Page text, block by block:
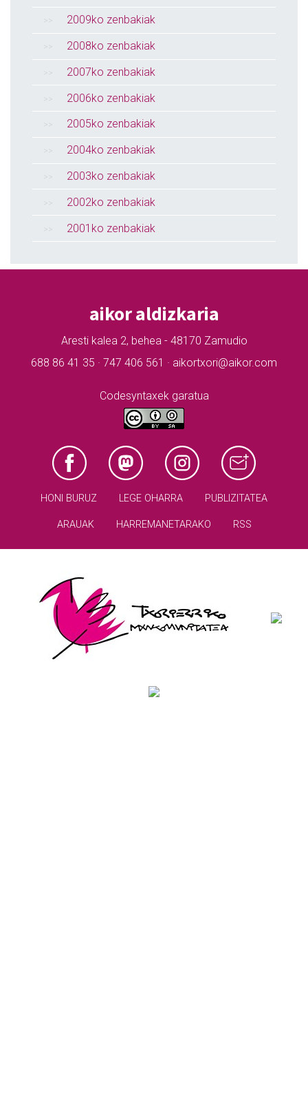
2009ko zenbakiak
2008ko zenbakiak
2007ko zenbakiak
2006ko zenbakiak
2005ko zenbakiak
2004ko zenbakiak
2003ko zenbakiak
2002ko zenbakiak
2001ko zenbakiak
aikor aldizkaria
Aresti kalea 2, behea - 48170 Zamudio
688 86 41 35 · 747 406 561 · aikortxori@aikor.com
Codesyntaxek garatua
HONI BURUZ LEGE OHARRA PUBLIZITATEA
ARAUAK HARREMANETARAKO RSS